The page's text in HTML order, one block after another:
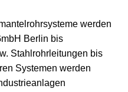
werden
Berlin bis
Stahlrohrleitungen bis
Systemen werden